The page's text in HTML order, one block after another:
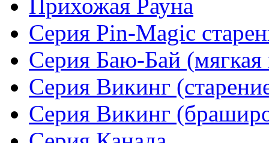
Прихожая Рауна
Серия Pin-Magic
Серия Баю-Бай (мягкая
Серия Викинг
Серия Викинг